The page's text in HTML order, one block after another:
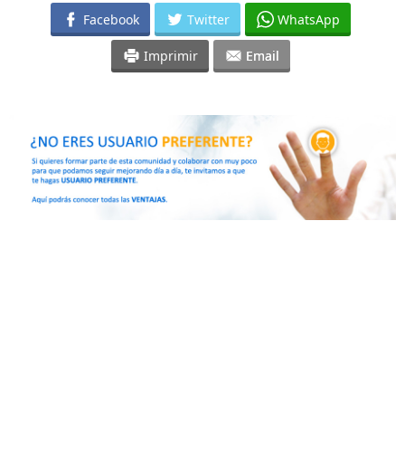
Facebook Twitter WhatsApp
Imprimir Email